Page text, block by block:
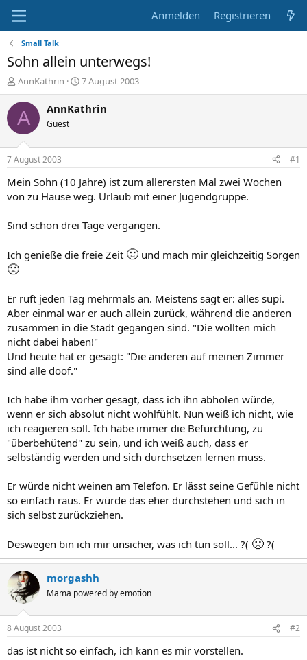
Anmelden Registrieren
Small Talk
Sohn allein unterwegs!
E
r
s
t
e
r
AnnKathrin
E
r
s
t
a
7 August 2003
A AnnKathrin
Guest
7 August 2003 #1
Mein Sohn (10 Jahre) ist zum allerersten Mal zwei Wochen
von zu Hause weg. Urlaub mit einer Jugendgruppe.
Sind schon drei Tage vergangen.
Ich genieße die freie Zeit 🙂 und mach mir gleichzeitig Sorgen
🙁
Er ruft jeden Tag mehrmals an. Meistens sagt er: alles supi.
Aber einmal war er auch allein zurück, während die anderen
zusammen in die Stadt gegangen sind. "Die wollten mich
nicht dabei haben!"
Und heute hat er gesagt: "Die anderen auf meinen Zimmer
sind alle doof."
Ich habe ihm vorher gesagt, dass ich ihn abholen würde,
wenn er sich absolut nicht wohlfühlt. Nun weiß ich nicht, wie
ich reagieren soll. Ich habe immer die Befürchtung, zu
"überbehütend" zu sein, und ich weiß auch, dass er
selbständig werden und sich durchsetzen lernen muss.
Er würde nicht weinen am Telefon. Er lässt seine Gefühle nicht
so einfach raus. Er würde das eher durchstehen und sich in
sich selbst zurückziehen.
Deswegen bin ich mir unsicher, was ich tun soll... ?( 🙁 ?(
morgashh
Mama powered by emotion
8 August 2003 #2
das ist nicht so einfach, ich kann es mir vorstellen.